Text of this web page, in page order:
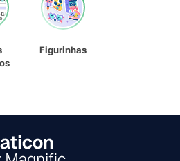
Figurinhas